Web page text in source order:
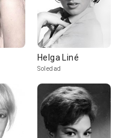
Helga Liné
Soledad